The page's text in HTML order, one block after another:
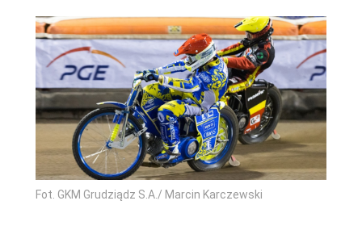
Fot. GKM Grudziądz S.A./ Marcin Karczewski